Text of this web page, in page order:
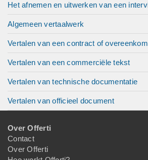
Het afnemen en uitwerken van een
Algemeen vertaalwerk
Vertalen van een contract of
Vertalen van een commerciële tekst
Vertalen van technische documentatie
Vertalen van officieel document
Over Offerti
Contact
Over Offerti